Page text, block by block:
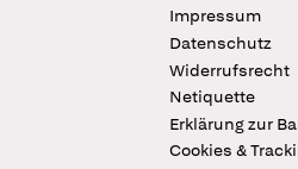
Impressum
Datenschutz
Widerrufsrecht
Netiquette
Erklärung zur
Cookies &